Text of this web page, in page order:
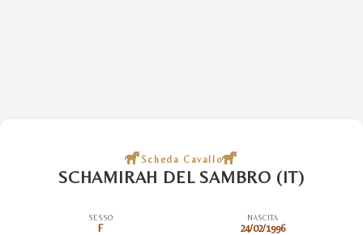
Scheda Cavallo
SCHAMIRAH DEL SAMBRO (IT)
SESSO
F
NASCITA
24/02/1996